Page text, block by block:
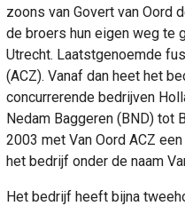
zoons van Govert van Oord
de broers hun eigen weg te
Utrecht. Laatstgenoemde
(ACZ). Vanaf dan heet het
concurrerende bedrijven
Nedam Baggeren (BND) tot
2003 met Van Oord ACZ
het bedrijf onder de naam
Het bedrijf heeft bijna